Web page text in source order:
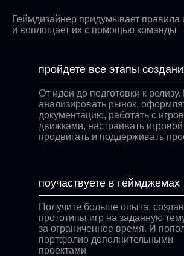
Геймдизайнер придумывает правила
и воплощает их с помощью команды
пройдете все этапы
От идеи до подготовки к
анализировать рынок,
документацию, работать с
движками, настраивать
продвигать и поддерживать
Чему вы научитесь на
поучаствуете в геймджемах
Получите больше опыта,
прототипы игр на заданную
за ограниченное время. И
портфолио дополнительными
проектами